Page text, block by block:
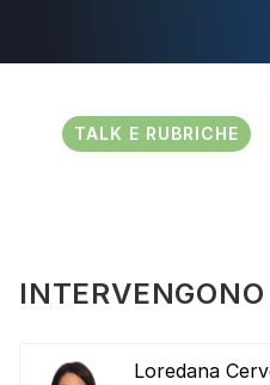
INTERVENGONO
Loredana
TALK E RUBRICHE